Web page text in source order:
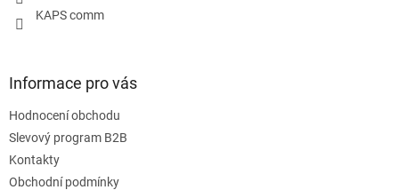
KAPS comm
Informace pro vás
Hodnocení obchodu
Slevový program B2B
Kontakty
Obchodní podmínky